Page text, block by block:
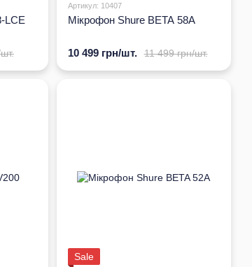
стає корпорацією Shure Brothers
LCE
Артикул: 10407
Мікрофон Shure BETA 58A
11 499 грн/шт.
10 499 грн/шт.
Sale